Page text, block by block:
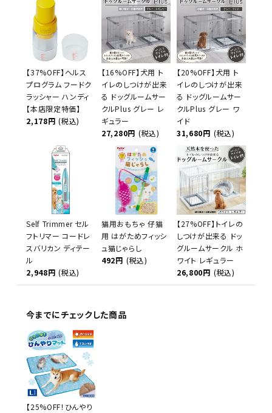
【37%OFF】ヘルス
プログラム フードク
ラッシャー ハンディ
【本店限定特価】
2,178円 (税込)
【16%OFF】犬用 ト
イレのしつけが出来
る ドッグルームサー
クルPlus グレー レ
ギュラー
27,280円 (税込)
【20%OFF】犬用 ト
イレのしつけが出来
る ドッグルームサー
クルPlus グレー ワ
イド
31,680円 (税込)
Self Trimmer セル
フトリマー コードレ
スバリカン ディテー
ル
2,948円 (税込)
猫用おもちゃ 仔猫
用 はがためフィッシ
ュ猫じゃらし
492円 (税込)
【27%OFF】トイレの
しつけが出来る ドッ
グルームサークル ホ
ワイト レギュラー
26,800円 (税込)
今までにチェックした商品
【25%OFF！ひんやり